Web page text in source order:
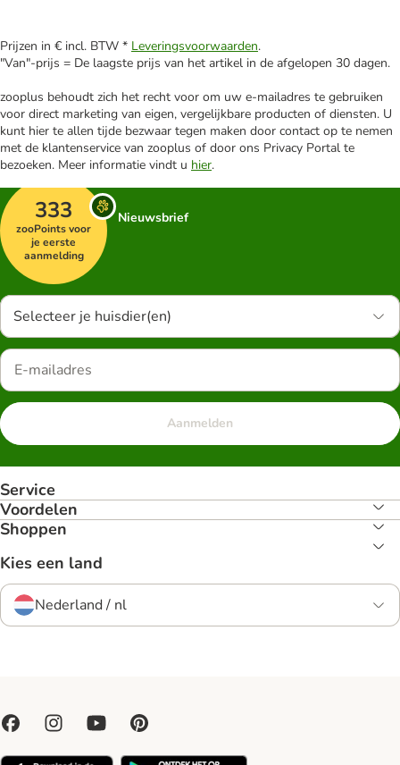
Prijzen in € incl. BTW * Leveringsvoorwaarden.
"Van"-prijs = De laagste prijs van het artikel in de afgelopen 30 dagen.
zooplus behoudt zich het recht voor om uw e-mailadres te gebruiken
voor direct marketing van eigen, vergelijkbare producten of diensten. U
kunt hier te allen tijde bezwaar tegen maken door contact op te nemen
met de klantenservice van zooplus of door ons Privacy Portal te
bezoeken. Meer informatie vindt u hier.
333
zooPoints voor
je eerste
aanmelding
Nieuwsbrief
Selecteer je huisdier(en)
Aanmelden
Service
Voordelen
Shoppen
Kies een land
Nederland / nl